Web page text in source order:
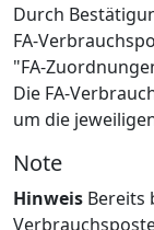
Durch
FA-
"FA-
Die FA-
um die
Note
Hinweis Bereits